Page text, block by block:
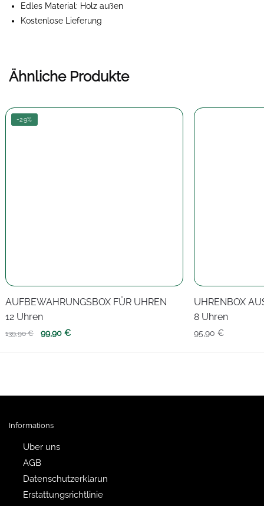
Edles Material: Holz außen
Kostenlose Lieferung
Ähnliche Produkte
-29%
AUFBEWAHRUNGSBOX FÜR UHREN
12 Uhren
139,90€
Ursprünglicher
99,90 €Aktueller
UHRENBOX
8 Uhren
95,90 €
Informations
Uber uns
AGB
Datenschutzerklarun
Erstattungsrichtlinie